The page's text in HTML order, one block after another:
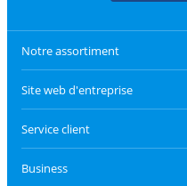
Notre assortiment
Site web d'entreprise
Service client
Business